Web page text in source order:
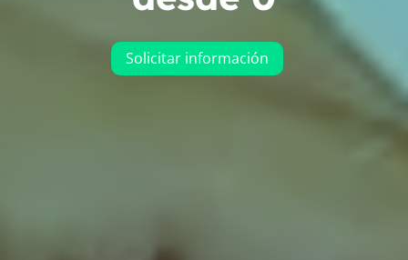
Solicitar información